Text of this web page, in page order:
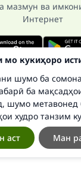
мазмун ва
Интернет
мо кукиҳоро
шумо ба
ба
шумо метавонед
худро танзим
Ман
аст